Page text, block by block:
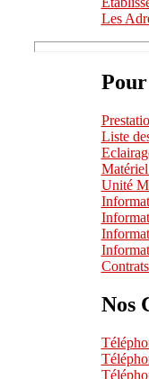
Les
Liste
Unité
Nos